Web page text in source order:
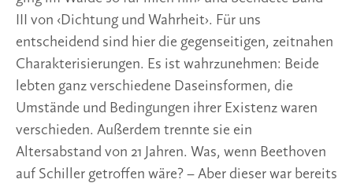
III von ‹Dichtung und Wahrheit›. Für uns
entscheidend sind hier die gegenseitigen, zeitnahen
Charakterisierungen. Es ist wahrzunehmen: Beide
lebten ganz verschiedene Daseinsformen, die
Umstände und Bedingungen ihrer Existenz waren
verschieden. Außerdem trennte sie ein
Altersabstand von 21 Jahren. Was, wenn Beethoven
auf Schiller getroffen wäre? – Aber dieser war bereits